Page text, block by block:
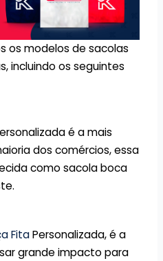
os modelos de sacolas
incluindo os seguintes
é a mais
dos comércios, essa
como sacola boca
FitaPersonalizada, é a
grande impacto para